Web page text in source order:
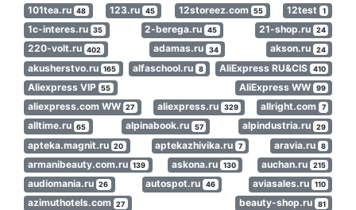
101tea.ru 48 123.ru 45 12storeez.com 55 12test 1
1c-interes.ru 35 2-berega.ru 45 21-shop.ru 24
220-volt.ru 402 adamas.ru 34 akson.ru 24
akusherstvo.ru 165 alfaschool.ru 8 AliExpress RU&CIS 410
Aliexpress VIP 55 AliExpress WW 99
aliexpress.com WW 27 aliexpress.ru 329 allright.com 7
alltime.ru 65 alpinabook.ru 57 alpindustria.ru 29
apteka.magnit.ru 20 aptekazhivika.ru 7 aravia.ru 8
armanibeauty.com.ru 139 askona.ru 130 auchan.ru 215
audiomania.ru 26 autospot.ru 46 aviasales.ru 110
azimuthotels.com 27 beauty-shop.ru 81